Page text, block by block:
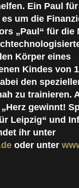
Ein Paul
um die
„Paul“ für die
Körper eines
Kindes von
den
zu trainieren.
gewinnt!
Leipzig“ und
ihr unter
oder unter